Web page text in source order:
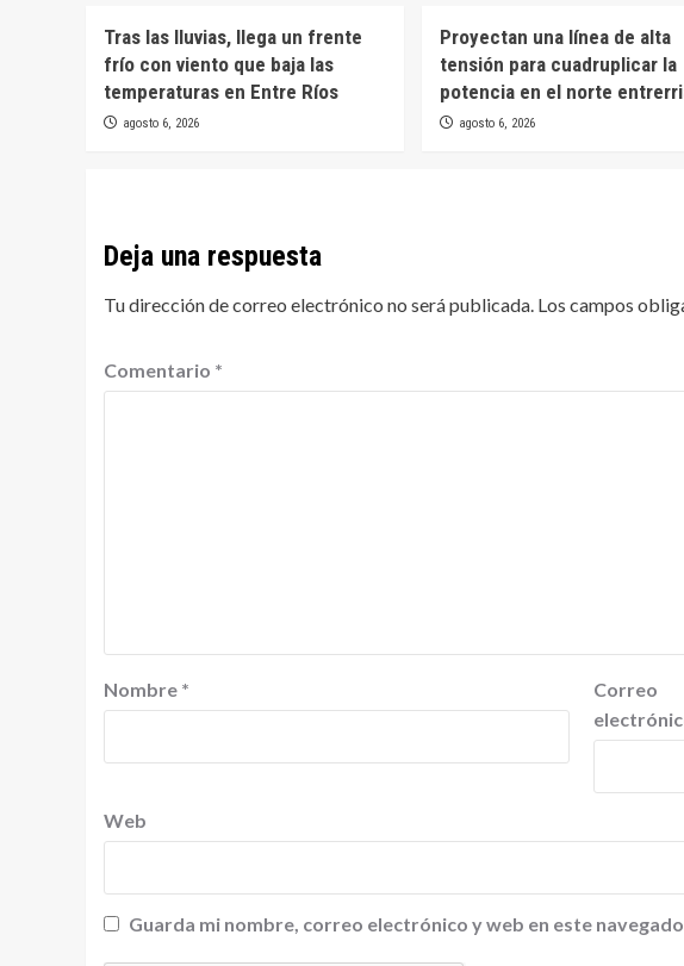
Tras las lluvias, llega un frente
frío con viento que baja las
temperaturas en Entre Ríos
agosto 6, 2026
Proyectan una línea de alta
tensión para cuadruplicar la
potencia en el norte
agosto 6, 2026
Deja una respuesta
Tu dirección de correo electrónico no será publicada. Los campos
Comentario *
Nombre *
Correo
Web
Guarda mi nombre, correo electrónico y web en este